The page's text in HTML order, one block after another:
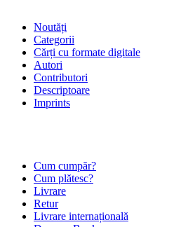
Noutăți
Categorii
Cărți cu formate digitale
Autori
Contributori
Descriptoare
Imprints
Cum cumpăr?
Cum plătesc?
Livrare
Retur
Livrare internațională